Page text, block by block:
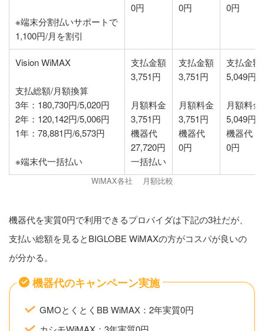
※端末分割払いサポートで
1,100円/月を割引
0円
0円
0円
Vision WiMAX
支払総額/月額換算
3年：180,730円/5,020円
2年：120,142円/5,006円
1年：78,881円/6,573円
※端末代一括払い
支払金額
3,751円
月額料金
3,751円
機器代
27,720円
一括払い
支払金額
3,751円
月額料金
3,751円
機器代
0円
支払金額
5,049円
月額料金
5,049円
機器代
0円
WiMAX各社 月額比較
機器代を実質0円で利用できるプロバイダは下記の3社だが、
支払い総額を見るとBIGLOBE WiMAXの方がコスパが良いの
が分かる。
機器代のキャンペーン実施
GMOとくとくBB WiMAX：2年実質0円